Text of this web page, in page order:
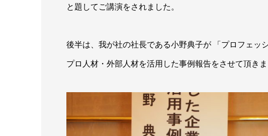
と題してご講演をされました。
後半は、我が社の社長である小野典子が 「プロフェッ
プロ人材・外部人材を活用した事例報告をさせて頂きま